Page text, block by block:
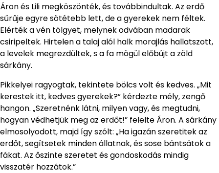
Áron és Lili megköszönték, és továbbindultak. Az erdő
sűrűje egyre sötétebb lett, de a gyerekek nem féltek.
Elérték a vén tölgyet, melynek odvában madarak
csiripeltek. Hirtelen a talaj alól halk morajlás hallatszott,
a levelek megrezdültek, s a fa mögül előbújt a zöld
sárkány.
Pikkelyei ragyogtak, tekintete bölcs volt és kedves. „Mit
kerestek itt, kedves gyerekek?” kérdezte mély, zengő
hangon. „Szeretnénk látni, milyen vagy, és megtudni,
hogyan védhetjük meg az erdőt!” felelte Áron. A sárkány
elmosolyodott, majd így szólt: „Ha igazán szeretitek az
erdőt, segítsetek minden állatnak, és sose bántsátok a
fákat. Az őszinte szeretet és gondoskodás mindig
visszatér hozzátok.”